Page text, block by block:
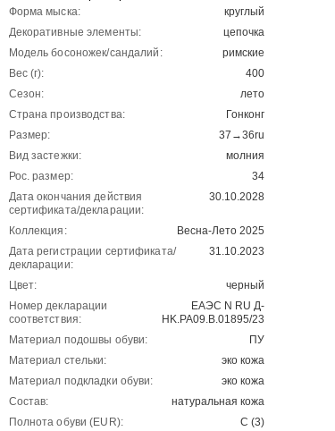
Форма мыска:
круглый
Декоративные элементы:
цепочка
Модель босоножек/сандалий:
римские
Вес (г):
400
Сезон:
лето
Страна производства:
Гонконг
Размер:
37→36ru
Вид застежки:
молния
Рос. размер:
34
Дата окончания действия
сертификата/декларации:
30.10.2028
Коллекция:
Весна-Лето 2025
Дата регистрации сертификата/
декларации:
31.10.2023
Цвет:
черный
Номер декларации
соответствия:
ЕАЭС N RU Д-
HK.РА09.В.01895/23
Материал подошвы обуви:
ПУ
Материал стельки:
эко кожа
Материал подкладки обуви:
эко кожа
Состав:
натуральная кожа
Полнота обуви (EUR):
С (3)